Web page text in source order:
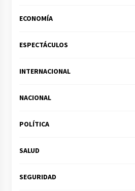
ECONOMÍA
ESPECTÁCULOS
INTERNACIONAL
NACIONAL
POLÍTICA
SALUD
SEGURIDAD